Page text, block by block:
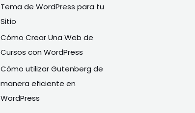
Tema de WordPress para tu
Sitio
Cómo Crear Una Web de
Cursos con WordPress
Cómo utilizar Gutenberg de
manera eficiente en
WordPress